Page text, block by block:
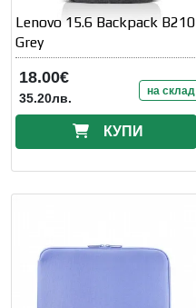
Lenovo 15.6 Backpack B210
Grey
18.00€
35.20лв. на склад
КУПИ